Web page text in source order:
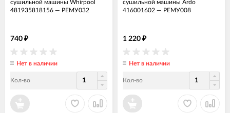
сушильной машины Whirpool
481935818156 — РЕМУ032
740 ₽
Нет в наличии
Кол-во
сушильной машины Ardo
416001602 — РЕМУ008
1 220 ₽
Нет в наличии
Кол-во